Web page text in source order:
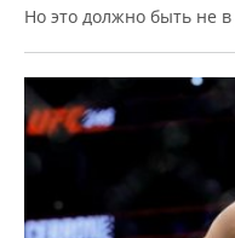
Но это должно быть не